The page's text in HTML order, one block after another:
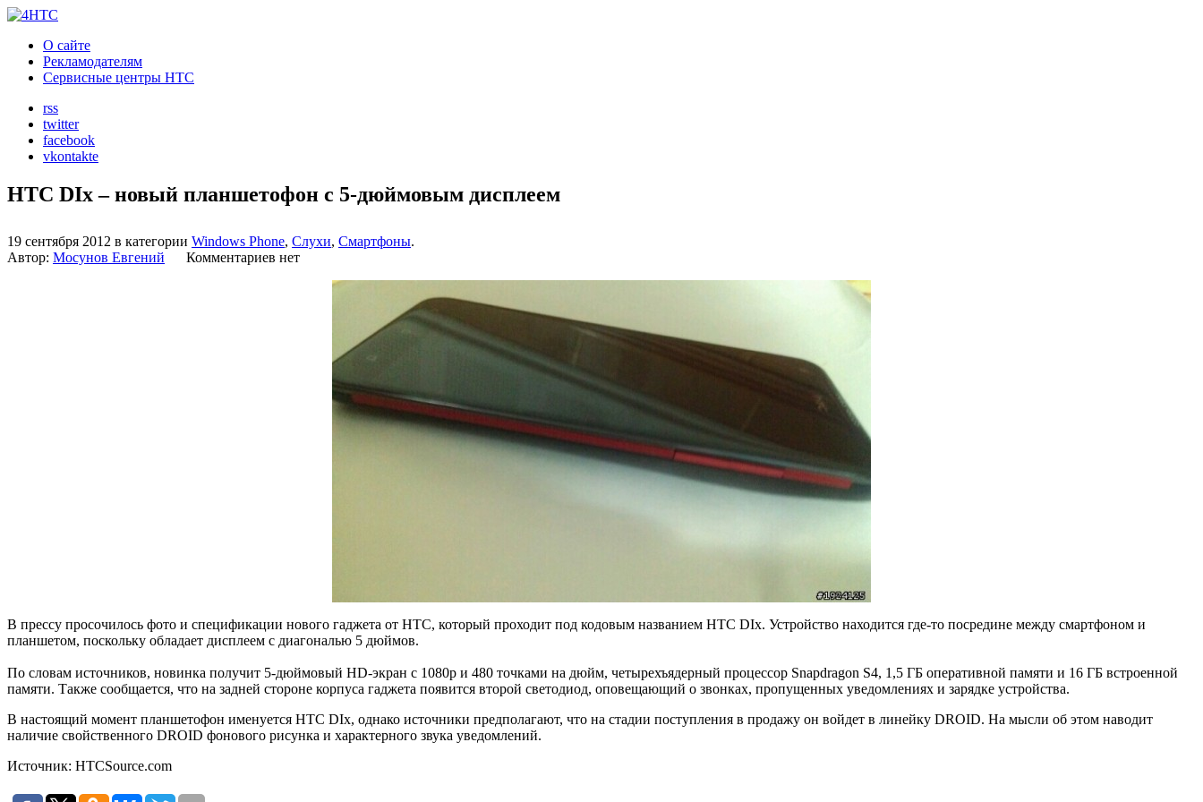
О сайте
Рекламодателям
Сервисные центры HTC
rss
twitter
facebook
vkontakte
HTC DIx – новый планшетофон с 5-дюймовым дисплеем
19 сентября 2012 в категории Windows Phone, Слухи, Смартфоны.
Автор: Мосунов Евгений Комментариев нет
В прессу просочилось фото и спецификации нового гаджета от HTC, который проходит под кодовым названием HTC DIx. Устройство находится где-то посредине между смартфоном и
планшетом, поскольку обладает дисплеем с диагональю 5 дюймов.
По словам источников, новинка получит 5-дюймовый HD-экран с 1080p и 480 точками на дюйм, четырехъядерный процессор Snapdragon S4, 1,5 ГБ оперативной памяти и 16 ГБ встроенной
памяти. Также сообщается, что на задней стороне корпуса гаджета появится второй светодиод, оповещающий о звонках, пропущенных уведомлениях и зарядке устройства.
В настоящий момент планшетофон именуется HTC DIx, однако источники предполагают, что на стадии поступления в продажу он войдет в линейку DROID. На мысли об этом наводит
наличие свойственного DROID фонового рисунка и характерного звука уведомлений.
Источник: HTCSource.com